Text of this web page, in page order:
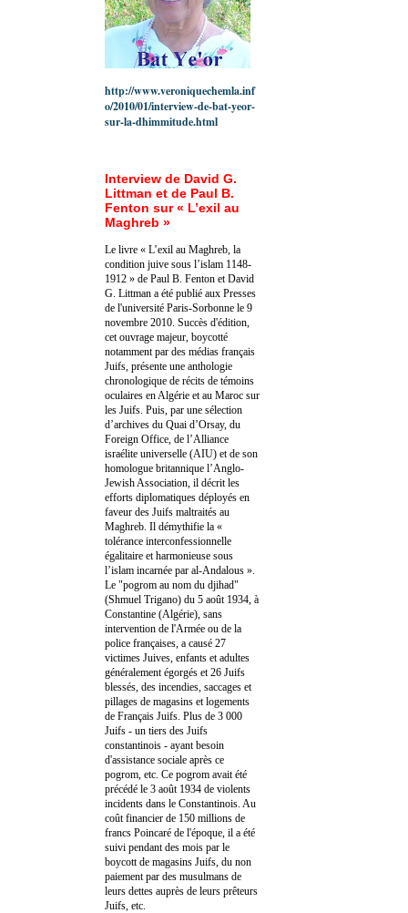
http://www.veroniquechemla.inf
o/2010/01/interview-de-bat-yeor-
sur-la-dhimmitude.html
Interview de David G.
Littman et de Paul B.
Fenton sur « L’exil au
Maghreb »
Le livre « L’exil au Maghreb, la
condition juive sous l’islam 1148-
1912 » de Paul B. Fenton et David
G. Littman a été publié aux Presses
de l'université Paris-Sorbonne le 9
novembre 2010. Succès d'édition,
cet ouvrage majeur, boycotté
notamment par des médias français
Juifs, présente une anthologie
chronologique de récits de témoins
oculaires en Algérie et au Maroc sur
les Juifs. Puis, par une sélection
d’archives du Quai d’Orsay, du
Foreign Office, de l’Alliance
israélite universelle (AIU) et de son
homologue britannique l’Anglo-
Jewish Association, il décrit les
efforts diplomatiques déployés en
faveur des Juifs maltraités au
Maghreb. Il démythifie la «
tolérance interconfessionnelle
égalitaire et harmonieuse sous
l’islam incarnée par al-Andalous ».
Le "pogrom au nom du djihad"
(Shmuel Trigano) du 5 août 1934, à
Constantine (Algérie), sans
intervention de l'Armée ou de la
police françaises, a causé 27
victimes Juives, enfants et adultes
généralement égorgés et 26 Juifs
blessés, des incendies, saccages et
pillages de magasins et logements
de Français Juifs. Plus de 3 000
Juifs - un tiers des Juifs
constantinois - ayant besoin
d'assistance sociale après ce
pogrom, etc. Ce pogrom avait été
précédé le 3 août 1934 de violents
incidents dans le Constantinois. Au
coût financier de 150 millions de
francs Poincaré de l'époque, il a été
suivi pendant des mois par le
boycott de magasins Juifs, du non
paiement par des musulmans de
leurs dettes auprès de leurs prêteurs
Juifs, etc.